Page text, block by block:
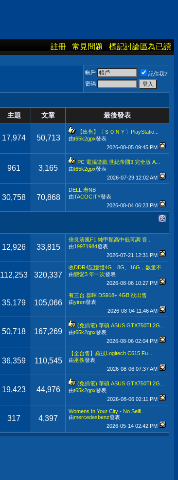
註冊 常見問題 標記討論區為已讀
帳戶
記住我?
密碼
主題 文章 最後發表
17,974 50,713
【出售】〔ＳＯＮＹ〕PlayStatio...
由t65k2gpx發表
2026-08-05 09:45 PM
961 3,165
PC 電腦遊戲 世紀帝國3 完全版 A...
由t65k2gpx發表
2026-07-29 12:02 AM
30,758 70,868
DELL 老NB
由TACOCITY發表
2026-08-04 06:23 PM
12,926 33,815
偉良清風F1 純甲類高中低可調 音...
由19971984發表
2026-07-21 12:31 PM
112,253 320,337
收DDR4記憶體4G、8G、16G，數量不...
由戀愛3 年一次發表
2026-08-06 10:27 PM
35,179 105,066
有三台 群暉 DS918+ 4GB 欲出售
由yiren發表
2026-08-04 11:46 AM
50,718 167,269
(免插電) 華碩 ASUS GTX750TI 2G...
由t65k2gpx發表
2026-08-06 02:04 PM
36,359 110,545
【全台售】羅技Logitech C615 Fu...
由巫佚發表
2026-08-06 07:37 AM
19,423 44,976
(免插電) 華碩 ASUS GTX750TI 2G...
由t65k2gpx發表
2026-08-06 02:11 PM
317 4,397
Womens In Your City - No Selfi...
由mercedesbenz發表
2026-05-14 02:42 PM